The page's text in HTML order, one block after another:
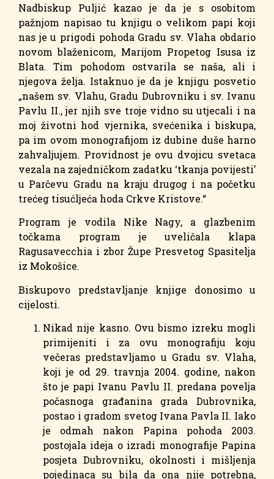
Nadbiskup Puljić kazao je da je s osobitom
pažnjom napisao tu knjigu o velikom papi koji
nas je u prigodi pohoda Gradu sv. Vlaha obdario
novom blaženicom, Marijom Propetog Isusa iz
Blata. Tim pohodom ostvarila se naša, ali i
njegova želja. Istaknuo je da je knjigu posvetio
„našem sv. Vlahu, Gradu Dubrovniku i sv. Ivanu
Pavlu II., jer njih sve troje vidno su utjecali i na
moj životni hod vjernika, svećenika i biskupa,
pa im ovom monografijom iz dubine duše harno
zahvaljujem. Providnost je ovu dvojicu svetaca
vezala na zajedničkom zadatku ‘tkanja povijesti’
u Parčevu Gradu na kraju drugog i na početku
trećeg tisućljeća hoda Crkve Kristove.“
Program je vodila Nike Nagy, a glazbenim
točkama program je uveličala klapa
Ragusavecchia i zbor Župe Presvetog Spasitelja
iz Mokošice.
Biskupovo predstavljanje knjige donosimo u
cijelosti.
Nikad nije kasno. Ovu bismo izreku mogli
primijeniti i za ovu monografiju koju
večeras predstavljamo u Gradu sv. Vlaha,
koji je od 29. travnja 2004. godine, nakon
što je papi Ivanu Pavlu II. predana povelja
počasnoga građanina grada Dubrovnika,
postao i gradom svetog Ivana Pavla II. Iako
je odmah nakon Papina pohoda 2003.
postojala ideja o izradi monografije Papina
posjeta Dubrovniku, okolnosti i mišljenja
pojedinaca su bila da ona nije potrebna,